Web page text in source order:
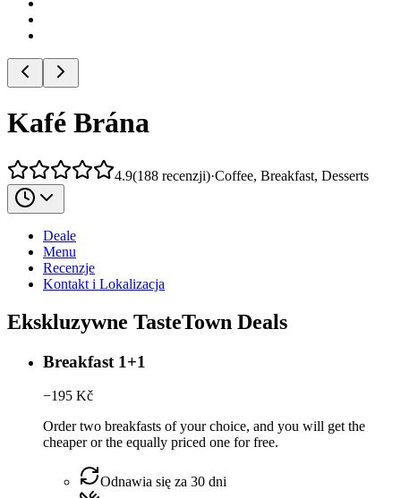
Kafé Brána
4.9(188 recenzji)·Coffee, Breakfast, Desserts
Deale
Menu
Recenzje
Kontakt i Lokalizacja
Ekskluzywne TasteTown Deals
Breakfast 1+1
−195 Kč
Order two breakfasts of your choice, and you will get the
cheaper or the equally priced one for free.
Odnawia się za 30 dni